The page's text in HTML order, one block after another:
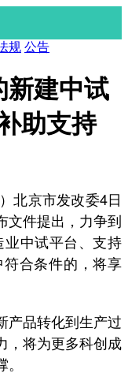
规 公告
新建中试
助支持
北京市发改委4日
文件提出，力争到
中试平台、支持
合条件的，将享
品转化到生产过
，将为更多科创成